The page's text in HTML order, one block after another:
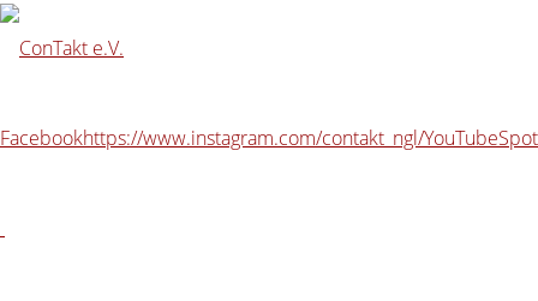
Facebookhttps://www.instagram.com/contakt_ngl/YouTube
Nachlese ConTakt
invasiv in Leipzig